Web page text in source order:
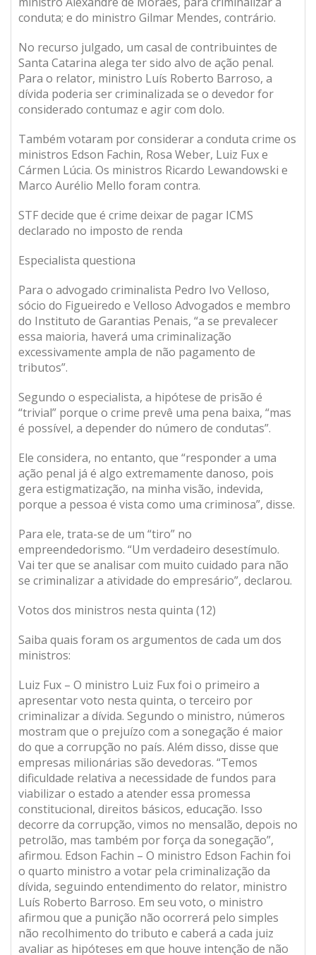
conduta; e do ministro Gilmar Mendes, contrário.
No recurso julgado, um casal de contribuintes de
Santa Catarina alega ter sido alvo de ação penal.
Para o relator, ministro Luís Roberto Barroso, a
dívida poderia ser criminalizada se o devedor for
considerado contumaz e agir com dolo.
Também votaram por considerar a conduta crime os
ministros Edson Fachin, Rosa Weber, Luiz Fux e
Cármen Lúcia. Os ministros Ricardo Lewandowski e
Marco Aurélio Mello foram contra.
STF decide que é crime deixar de pagar ICMS
declarado no imposto de renda
Especialista questiona
Para o advogado criminalista Pedro Ivo Velloso,
sócio do Figueiredo e Velloso Advogados e membro
do Instituto de Garantias Penais, “a se prevalecer
essa maioria, haverá uma criminalização
excessivamente ampla de não pagamento de
tributos”.
Segundo o especialista, a hipótese de prisão é
“trivial” porque o crime prevê uma pena baixa, “mas
é possível, a depender do número de condutas”.
Ele considera, no entanto, que “responder a uma
ação penal já é algo extremamente danoso, pois
gera estigmatização, na minha visão, indevida,
porque a pessoa é vista como uma criminosa”, disse.
Para ele, trata-se de um “tiro” no
empreendedorismo. “Um verdadeiro desestímulo.
Vai ter que se analisar com muito cuidado para não
se criminalizar a atividade do empresário”, declarou.
Votos dos ministros nesta quinta (12)
Saiba quais foram os argumentos de cada um dos
ministros:
Luiz Fux – O ministro Luiz Fux foi o primeiro a
apresentar voto nesta quinta, o terceiro por
criminalizar a dívida. Segundo o ministro, números
mostram que o prejuízo com a sonegação é maior
do que a corrupção no país. Além disso, disse que
empresas milionárias são devedoras. “Temos
dificuldade relativa a necessidade de fundos para
viabilizar o estado a atender essa promessa
constitucional, direitos básicos, educação. Isso
decorre da corrupção, vimos no mensalão, depois no
petrolão, mas também por força da sonegação”,
afirmou. Edson Fachin – O ministro Edson Fachin foi
o quarto ministro a votar pela criminalização da
dívida, seguindo entendimento do relator, ministro
Luís Roberto Barroso. Em seu voto, o ministro
afirmou que a punição não ocorrerá pelo simples
não recolhimento do tributo e caberá a cada juiz
avaliar as hipóteses em que houve intenção de não